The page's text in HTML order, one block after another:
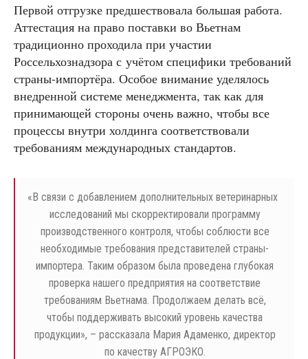
Первой отгрузке предшествовала большая работа.
Аттестация на право поставки во Вьетнам
традиционно проходила при участии
Россельхознадзора с учётом специфики требований
страны-импортёра. Особое внимание уделялось
внедренной системе менеджмента, так как для
принимающей стороны очень важно, чтобы все
процессы внутри холдинга соответствовали
требованиям международных стандартов.
«В связи с добавлением дополнительных ветеринарных
исследований мы скорректировали программу
производственного контроля, чтобы соблюсти все
необходимые требования представителей страны-
импортера. Таким образом была проведена глубокая
проверка нашего предприятия на соответствие
требованиям Вьетнама. Продолжаем делать всё,
чтобы поддерживать высокий уровень качества
продукции», – рассказала Мария Адаменко, директор
по качеству АГРОЭКО.